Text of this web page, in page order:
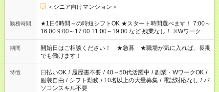
＜シニア向けマンション＞
勤務時間
★1日6時間～の時短シフトOK ★スタート時間選べます！ 7:00～
16:00 9:00～17:00 11:00～19:00 など 残業なし！ ※Wワークの
場合、他のお仕事と合わせ週40時間超の就業はご案内できませ
ん ※法令に基づき、週20時間以上勤務は社会保険への加入対象
となります ※労働者派遣法（日雇い派遣の原則禁止）により、
短時間・短期間の就業はご案内が難しい場合があります
期間
開始日はご相談ください！ ★急募 ★職場が気に入れば、長期
でも働けます！
特徴 日払いOK / 履歴書不要 / 40～50代活躍中 / 副業・WワークOK /
服装自由 / シフト勤務 / 10名以上の大量募集 / 電話対応なし / パ
ソコンスキル不要